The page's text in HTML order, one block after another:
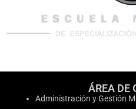
ÁREA DE
Administración y Gestión